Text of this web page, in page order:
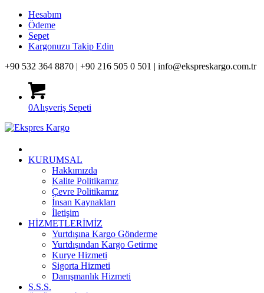
Hesabım
Ödeme
Sepet
Kargonuzu Takip Edin
+90 532 364 8870 | +90 216 505 0 501 | info@ekspreskargo.com.tr
0Alışveriş Sepeti
KURUMSAL
Hakkımızda
Kalite Politikamız
Çevre Politikamız
İnsan Kaynakları
İletişim
HİZMETLERİMİZ
Yurtdışına Kargo Gönderme
Yurtdışından Kargo Getirme
Kurye Hizmeti
Sigorta Hizmeti
Danışmanlık Hizmeti
S.S.S.